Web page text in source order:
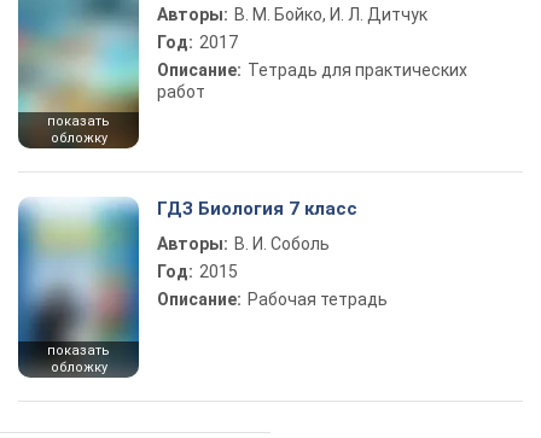
показать
обложку
Авторы: В. М. Бойко, И. Л. Дитчук
Год: 2017
Описание: Тетрадь для практических
работ
показать
обложку
ГДЗ Биология 7 класс
Авторы: В. И. Соболь
Год: 2015
Описание: Рабочая тетрадь